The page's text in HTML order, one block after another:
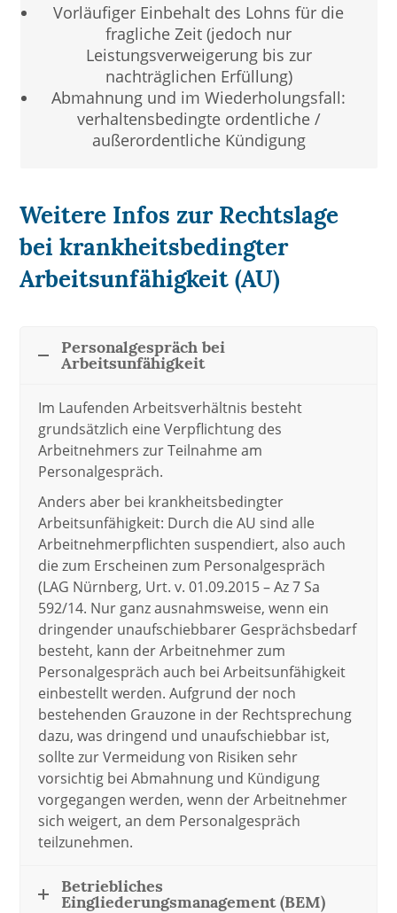
Vorläufiger Einbehalt des Lohns für die
fragliche Zeit (jedoch nur
Leistungsverweigerung bis zur
nachträglichen Erfüllung)
Abmahnung und im Wiederholungsfall:
verhaltensbedingte ordentliche /
außerordentliche Kündigung
Weitere Infos zur Rechtslage
bei krankheitsbedingter
Arbeitsunfähigkeit (AU)
Personalgespräch bei
Arbeitsunfähigkeit
Im Laufenden Arbeitsverhältnis besteht
grundsätzlich eine Verpflichtung des
Arbeitnehmers zur Teilnahme am
Personalgespräch.
Anders aber bei krankheitsbedingter
Arbeitsunfähigkeit: Durch die AU sind alle
Arbeitnehmerpflichten suspendiert, also auch
die zum Erscheinen zum Personalgespräch
(LAG Nürnberg, Urt. v. 01.09.2015 – Az 7 Sa
592/14. Nur ganz ausnahmsweise, wenn ein
dringender unaufschiebbarer Gesprächsbedarf
besteht, kann der Arbeitnehmer zum
Personalgespräch auch bei Arbeitsunfähigkeit
einbestellt werden. Aufgrund der noch
bestehenden Grauzone in der Rechtsprechung
dazu, was dringend und unaufschiebbar ist,
sollte zur Vermeidung von Risiken sehr
vorsichtig bei Abmahnung und Kündigung
vorgegangen werden, wenn der Arbeitnehmer
sich weigert, an dem Personalgespräch
teilzunehmen.
Betriebliches
Eingliederungsmanagement (BEM)